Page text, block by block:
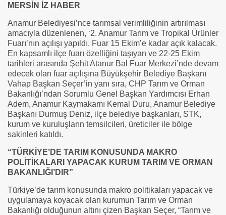
MERSİN İZ HABER
Anamur Belediyesi’nce tarımsal verimliliğinin artırılması
amacıyla düzenlenen, ‘2. Anamur Tarım ve Tropikal Ürünler
Fuarı’nın açılışı yapıldı. Fuar 15 Ekim’e kadar açık kalacak.
En kapsamlı ilçe fuarı özelliğini taşıyan ve 22-25 Ekim
tarihleri arasında Şehit Atanur Bal Fuar Merkezi’nde devam
edecek olan fuar açılışına Büyükşehir Belediye Başkanı
Vahap Başkan Seçer’in yanı sıra, CHP Tarım ve Orman
Bakanlığı’ndan Sorumlu Genel Başkan Yardımcısı Erhan
Adem, Anamur Kaymakamı Kemal Duru, Anamur Belediye
Başkanı Durmuş Deniz, ilçe belediye başkanları, STK,
kurum ve kuruluşların temsilcileri, üreticiler ile bölge
sakinleri katıldı.
“TÜRKİYE’DE TARIM KONUSUNDA MAKRO
POLİTİKALARI YAPACAK KURUM TARIM VE ORMAN
BAKANLIĞI’DIR”
Türkiye’de tarım konusunda makro politikaları yapacak ve
uygulamaya koyacak olan kurumun Tarım ve Orman
Bakanlığı olduğunun altını çizen Başkan Seçer, “Tarım ve